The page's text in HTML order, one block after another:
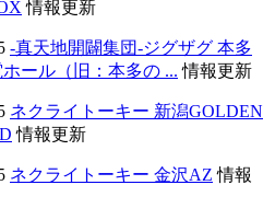
情報更新
-真天地開闢集団-ジグザグ 本多
ール（旧：本多の ... 情報更新
ネクライトーキー 新潟GOLDEN
情報更新
ネクライトーキー 金沢AZ 情報